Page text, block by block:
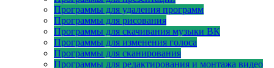
Программы для удаления программ
Программы для рисования
Программы для скачивания музыки ВК
Программы для изменения голоса
Программы для сканирования
Программы для редактирования и монтажа видео